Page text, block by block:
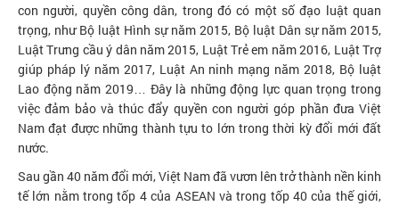
con người, quyền công dân, trong đó có một số đạo luật quan
trọng, như Bộ luật Hình sự năm 2015, Bộ luật Dân sự năm 2015,
Luật Trưng cầu ý dân năm 2015, Luật Trẻ em năm 2016, Luật Trợ
giúp pháp lý năm 2017, Luật An ninh mạng năm 2018, Bộ luật
Lao động năm 2019… Đây là những động lực quan trọng trong
việc đảm bảo và thúc đẩy quyền con người góp phần đưa Việt
Nam đạt được những thành tựu to lớn trong thời kỳ đổi mới đất
nước.
Sau gần 40 năm đổi mới, Việt Nam đã vươn lên trở thành nền kinh
tế lớn nằm trong tốp 4 của ASEAN và trong tốp 40 của thế giới,